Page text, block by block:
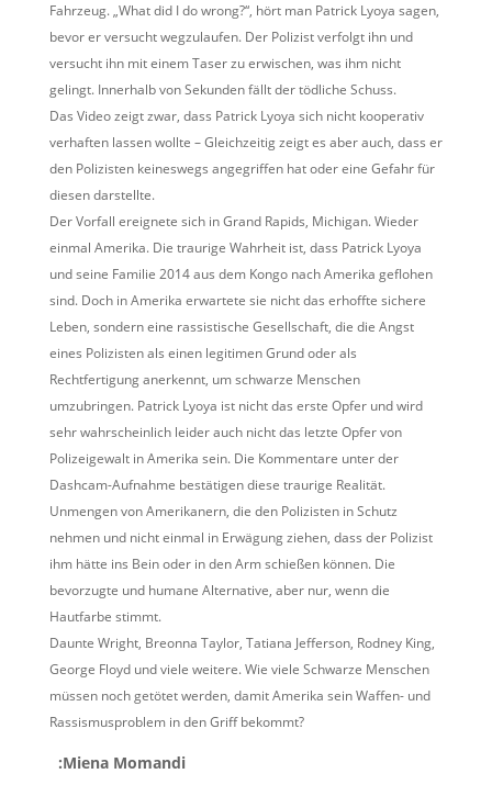
Fahrzeug. „What did I do wrong?“, hört man Patrick Lyoya sagen,
bevor er versucht wegzulaufen. Der Polizist verfolgt ihn und
versucht ihn mit einem Taser zu erwischen, was ihm nicht
gelingt. Innerhalb von Sekunden fällt der tödliche Schuss.
Das Video zeigt zwar, dass Patrick Lyoya sich nicht kooperativ
verhaften lassen wollte – Gleichzeitig zeigt es aber auch, dass er
den Polizisten keineswegs angegriffen hat oder eine Gefahr für
diesendarstellte.
Der Vorfall ereignete sich in Grand Rapids, Michigan. Wieder
einmal Amerika. Die traurige Wahrheit ist, dass Patrick Lyoya
und seine Familie 2014 aus dem Kongo nach Amerika geflohen
sind. Doch in Amerika erwartete sie nicht das erhoffte sichere
Leben, sondern eine rassistische Gesellschaft, die die Angst
eines Polizisten als einen legitimen Grund oder als
Rechtfertigung anerkennt, um schwarze Menschen
umzubringen. Patrick Lyoya ist nicht das erste Opfer und wird
sehr wahrscheinlich leider auch nicht das letzte Opfer von
Polizeigewalt in Amerika sein. Die Kommentare unter der
Dashcam-Aufnahme bestätigen diese traurige Realität.
Unmengen von Amerikanern, die den Polizisten in Schutz
nehmen und nicht einmal in Erwägung ziehen, dass der Polizist
ihm hätte ins Bein oder in den Arm schießen können. Die
bevorzugte und humane Alternative, aber nur, wenn die
Hautfarbe stimmt.
Daunte Wright, Breonna Taylor, Tatiana Jefferson, Rodney King,
George Floyd und viele weitere. Wie viele Schwarze Menschen
müssen noch getötet werden, damit Amerika sein Waffen- und
Rassismusproblem in den Griff bekommt?
:Miena Momandi